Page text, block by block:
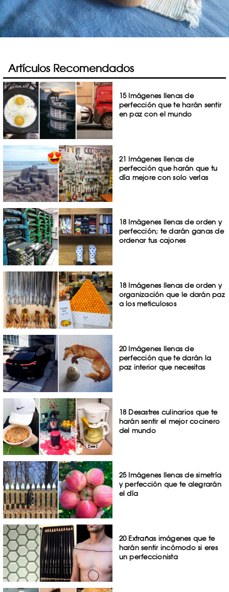
Artículos Recomendados
15 Imágenes llenas de
perfección que te harán sentir
en paz con el mundo
21 Imágenes llenas de
perfección que harán que tu
día mejore con solo verlas
18 Imágenes llenas de orden y
perfección; te darán ganas de
ordenar tus cajones
18 Imágenes llenas de orden y
organización que le darán paz
a los meticulosos
20 Imágenes llenas de
perfección que te darán la
paz interior que necesitas
18 Desastres culinarios que te
harán sentir el mejor cocinero
del mundo
25 Imágenes llenas de simetría
y perfección que te alegrarán
el día
20 Extrañas imágenes que te
harán sentir incómodo si eres
un perfeccionista